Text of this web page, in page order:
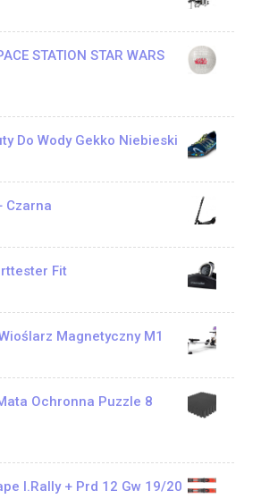
STATION STAR WARS
Do Wody Gekko Niebieski
Czarna
Fit
Magnetyczny M1
Ochronna Puzzle 8
I.Rally + Prd 12 Gw 19/20